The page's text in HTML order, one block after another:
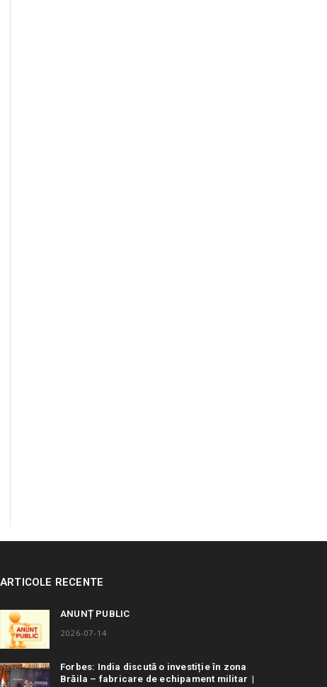
ARTICOLE RECENTE
ANUNȚ PUBLIC
2026-07-14
Forbes: India discută o investiție în zona
Brăila – fabricare de echipament militar |